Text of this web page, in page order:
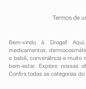
Termos de
Bem-vindo à Drogal!
medicamentos ,
e bebê, conveniênciae muito
bem-estar. Explore nossas
Confira todas as categorias do